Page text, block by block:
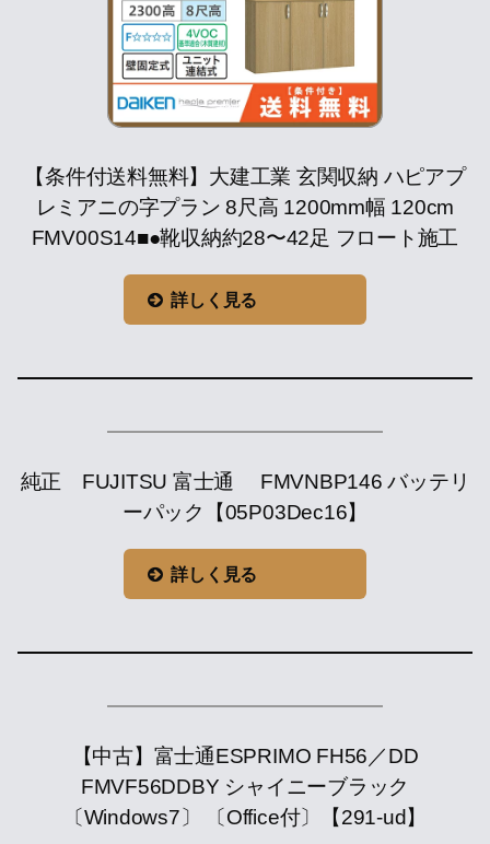
【条件付送料無料】大建工業 玄関収納 ハピアプ
レミアニの字プラン 8尺高 1200mm幅 120cm
FMV00S14■●靴収納約28〜42足 フロート施工
詳しく見る
純正 FUJITSU 富士通 FMVNBP146 バッテリ
ーパック【05P03Dec16】
詳しく見る
【中古】富士通ESPRIMO FH56／DD
FMVF56DDBY シャイニーブラック
〔Windows7〕 〔Office付〕【291-ud】